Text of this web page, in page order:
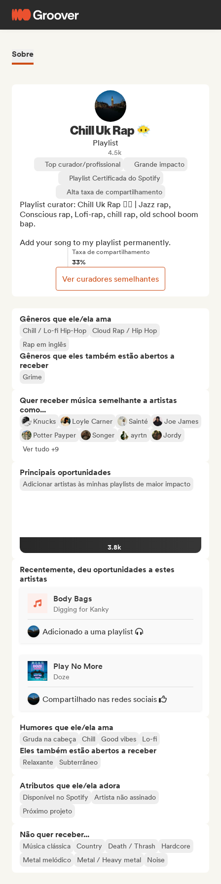
Sobre
Gêneros que ele/ela ama
Chill / Lo-fi Hip-Hop
Cloud Rap / Hip Hop
Rap em inglês
Gêneros que eles também estão abertos a
receber
Grime
Quer receber música semelhante a artistas
como...
Knucks Loyle Carner Sainté
Joe James
Potter Payper
Songer ayrtn
Jordy
Ver tudo +9
Principais oportunidades
Adicionar artistas às minhas playlists de maior impacto
3.8k
Recentemente, deu oportunidades a estes
artistas
Body Bags
Digging for Kanky
Adicionado a uma playlist
Play No More
Doze
Compartilhado nas redes sociais
Humores que ele/ela ama
Gruda na cabeça Chill Good vibes Lo-fi
Eles também estão abertos a receber
Relaxante Subterrâneo
Atributos que ele/ela adora
Disponível no Spotify
Artista não assinado
Próximo projeto
Não quer receber...
Música clássica Country Death / Thrash
Hardcore
Metal melódico
Metal / Heavy metal Noise
Chill Uk Rap 😶‍🌫️
Playlist
4.5k
Top curador/profissional
Grande impacto
Playlist Certificada do Spotify
Alta taxa de compartilhamento
Playlist curator: Chill Uk Rap 😶‍🌫️ | Jazz rap,
Conscious rap, Lofi-rap, chill rap, old school boom
bap.
Add your song to my playlist permanently.
Taxa de compartilhamento
33%
Ver curadores semelhantes